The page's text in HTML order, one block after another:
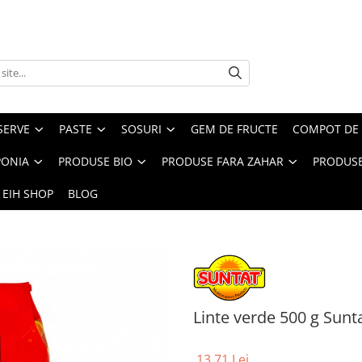
PASTE SOSURI GEM DE FRUCTE COMPOT DE
PRODUSE BIO PRODUSE FARA ZAHAR
SHOP BLOG
Linte verde 500 g